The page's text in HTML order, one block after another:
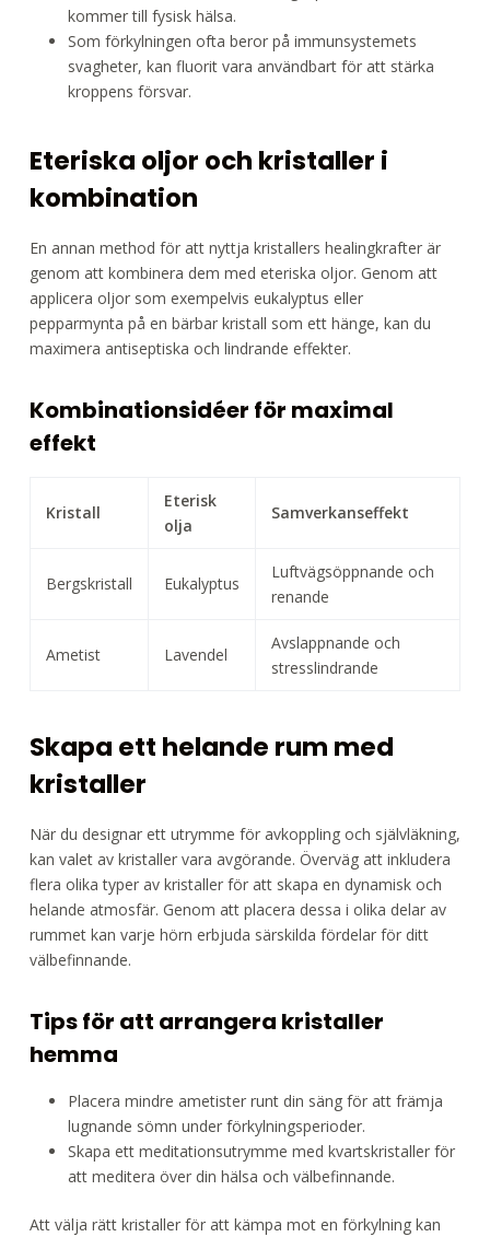
kommer till fysisk hälsa.
Som förkylningen ofta beror på immunsystemets
svagheter, kan fluorit vara användbart för att stärka
kroppens försvar.
Eteriska oljor och kristaller i
kombination
En annan method för att nyttja kristallers healingkrafter är
genom att kombinera dem med eteriska oljor. Genom att
applicera oljor som exempelvis eukalyptus eller
pepparmynta på en bärbar kristall som ett hänge, kan du
maximera antiseptiska och lindrande effekter.
Kombinationsidéer för maximal
effekt
Kristall
Eterisk
olja
Samverkanseffekt
Bergskristall Eukalyptus
Luftvägsöppnande och
renande
Ametist Lavendel
Avslappnande och
stresslindrande
Skapa ett helande rum med
kristaller
När du designar ett utrymme för avkoppling och självläkning,
kan valet av kristaller vara avgörande. Överväg att inkludera
flera olika typer av kristaller för att skapa en dynamisk och
helande atmosfär. Genom att placera dessa i olika delar av
rummet kan varje hörn erbjuda särskilda fördelar för ditt
välbefinnande.
Tips för att arrangera kristaller
hemma
Placera mindre ametister runt din säng för att främja
lugnande sömn under förkylningsperioder.
Skapa ett meditationsutrymme med kvartskristaller för
att meditera över din hälsa och välbefinnande.
Att välja rätt kristaller för att kämpa mot en förkylning kan